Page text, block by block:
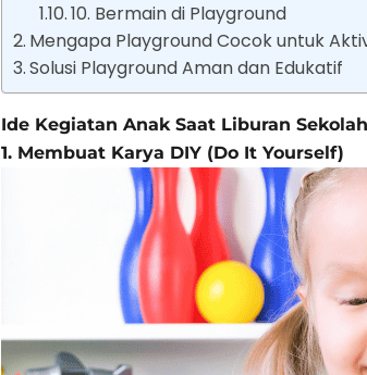
10. Bermain di Playground
Mengapa Playground Cocok untuk
Solusi Playground Aman dan Edukatif
Ide Kegiatan Anak Saat Liburan Sekolah
1. Membuat Karya DIY (Do It Yourself)